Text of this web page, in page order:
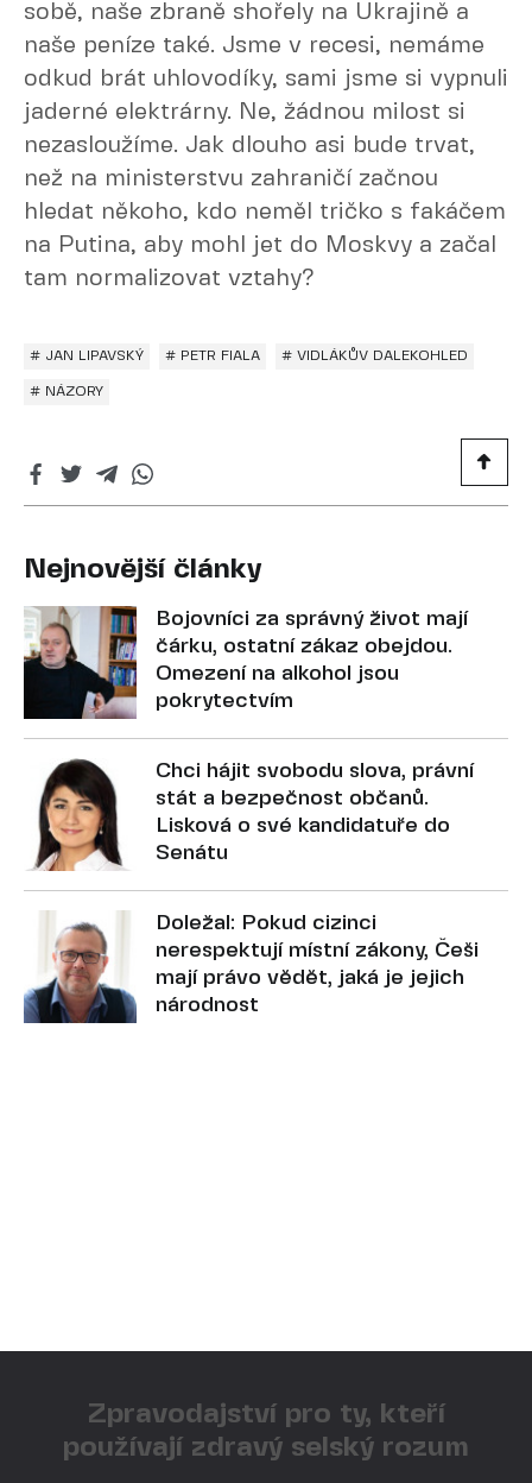
sobě, naše zbraně shořely na Ukrajině a
naše peníze také. Jsme v recesi, nemáme
odkud brát uhlovodíky, sami jsme si vypnuli
jaderné elektrárny. Ne, žádnou milost si
nezasloužíme. Jak dlouho asi bude trvat,
než na ministerstvu zahraničí začnou
hledat někoho, kdo neměl tričko s fakáčem
na Putina, aby mohl jet do Moskvy a začal
tam normalizovat vztahy?
# JAN LIPAVSKÝ # PETR FIALA # VIDLÁKŮV DALEKOHLED
# NÁZORY
Nejnovější články
Bojovníci za správný život mají
čárku, ostatní zákaz obejdou.
Omezení na alkohol jsou
pokrytectvím
Chci hájit svobodu slova, právní
stát a bezpečnost občanů.
Lisková o své kandidatuře do
Senátu
Doležal: Pokud cizinci
nerespektují místní zákony, Češi
mají právo vědět, jaká je jejich
národnost
Zpravodajství pro ty, kteří
používají zdravý selský rozum